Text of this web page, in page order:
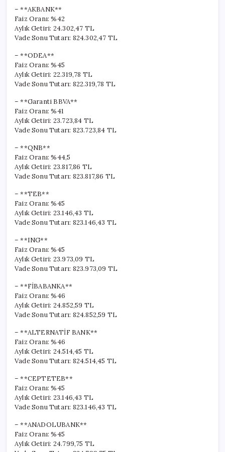
– **AKBANK**
Faiz Oranı: %42
Aylık Getiri: 24.302,47 TL
Vade Sonu Tutarı: 824.302,47 TL
– **ODEA**
Faiz Oranı: %45
Aylık Getiri: 22.319,78 TL
Vade Sonu Tutarı: 822.319,78 TL
– **Garanti BBVA**
Faiz Oranı: %41
Aylık Getiri: 23.723,84 TL
Vade Sonu Tutarı: 823.723,84 TL
– **QNB**
Faiz Oranı: %44,5
Aylık Getiri: 23.817,86 TL
Vade Sonu Tutarı: 823.817,86 TL
– **TEB**
Faiz Oranı: %45
Aylık Getiri: 23.146,43 TL
Vade Sonu Tutarı: 823.146,43 TL
– **ING**
Faiz Oranı: %45
Aylık Getiri: 23.973,09 TL
Vade Sonu Tutarı: 823.973,09 TL
– **FİBABANKA**
Faiz Oranı: %46
Aylık Getiri: 24.852,59 TL
Vade Sonu Tutarı: 824.852,59 TL
– **ALTERNATİF BANK**
Faiz Oranı: %46
Aylık Getiri: 24.514,45 TL
Vade Sonu Tutarı: 824.514,45 TL
– **CEPTETEB**
Faiz Oranı: %45
Aylık Getiri: 23.146,43 TL
Vade Sonu Tutarı: 823.146,43 TL
– **ANADOLUBANK**
Faiz Oranı: %45
Aylık Getiri: 24.799,75 TL